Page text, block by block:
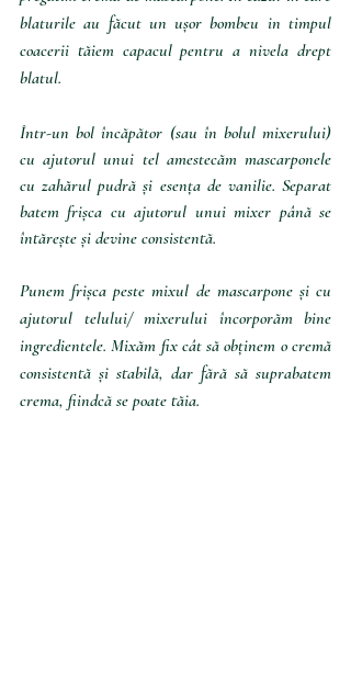
blaturile au făcut un ușor bombeu in timpul
coacerii tăiem capacul pentru a nivela drept
blatul.
Într-un bol încăpător (sau în bolul mixerului)
cu ajutorul unui tel amestecăm mascarponele
cu zahărul pudră și esența de vanilie. Separat
batem frișca cu ajutorul unui mixer până se
întărește și devine consistentă.
Punem frișca peste mixul de mascarpone și cu
ajutorul telului/ mixerului încorporăm bine
ingredientele. Mixăm fix cât să obținem o cremă
consistentă și stabilă, dar fără să suprabatem
crema, fiindcă se poate tăia.